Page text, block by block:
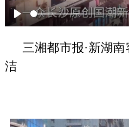
P
三湘都市报·新湖
洁